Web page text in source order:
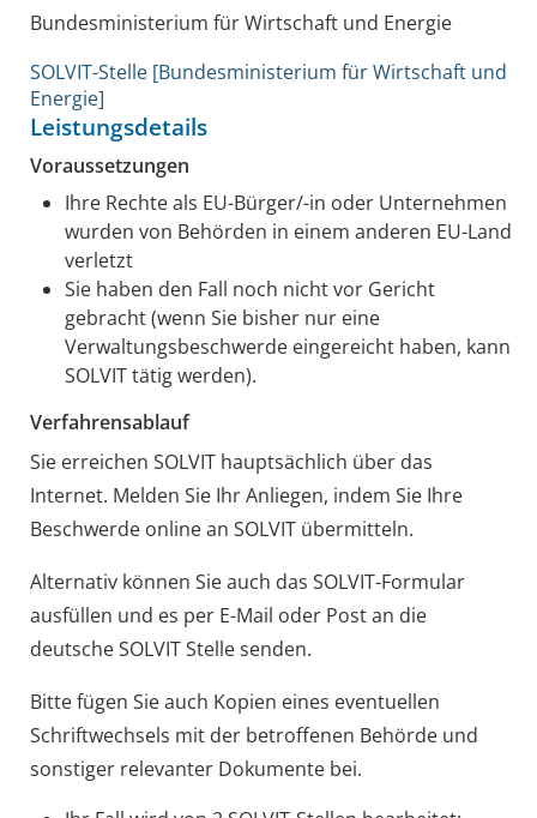
Bundesministerium für Wirtschaft und Energie
SOLVIT-Stelle [Bundesministerium für Wirtschaft und
Energie]
Leistungsdetails
Voraussetzungen
Ihre Rechte als EU-Bürger/-in oder Unternehmen
wurden von Behörden in einem anderen EU-Land
verletzt
Sie haben den Fall noch nicht vor Gericht
gebracht (wenn Sie bisher nur eine
Verwaltungsbeschwerde eingereicht haben, kann
SOLVIT tätig werden).
Verfahrensablauf
Sie erreichen SOLVIT hauptsächlich über das
Internet. Melden Sie Ihr Anliegen, indem Sie Ihre
Beschwerde online an SOLVIT übermitteln.
Alternativ können Sie auch das SOLVIT-Formular
ausfüllen und es per E-Mail oder Post an die
deutsche SOLVIT Stelle senden.
Bitte fügen Sie auch Kopien eines eventuellen
Schriftwechsels mit der betroffenen Behörde und
sonstiger relevanter Dokumente bei.